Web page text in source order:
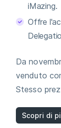
iMazing.
Offre
Da
venduto
Stesso
Scopri di